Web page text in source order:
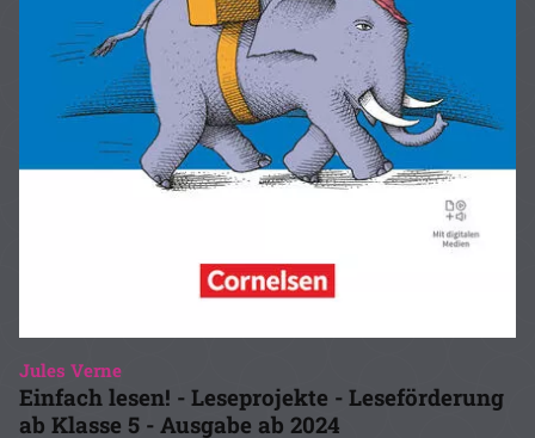
Jules Verne
Einfach lesen! - Leseprojekte - Leseförderung
ab Klasse 5 - Ausgabe ab 2024